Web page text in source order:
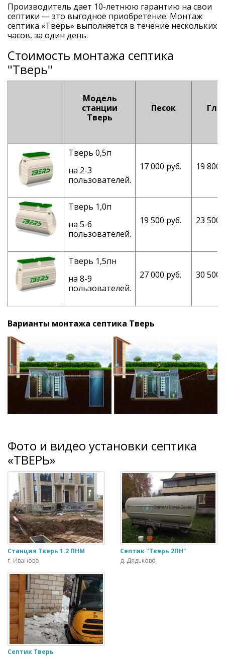
Производитель дает 10-летнюю гарантию на свои
септики — это выгодное приобретение. Монтаж
септика «Тверь» выполняется в течение нескольких
часов, за один день.
Стоимость монтажа септика
"Тверь"
Модель
станции
Тверь
Песок
Тверь 0,5п
на 2-3
пользователей.
17 000 руб. 19 800
Тверь 1,0п
на 5-6
пользователей.
19 500 руб. 23 500
Тверь 1,5пн
на 8-9
пользователей.
27 000 руб. 30 500
Варианты монтажа септика Тверь
Фото и видео установки септика
«ТВЕРЬ»
Станция Тверь 1.2 ПНМ
г. Иваново
Септик "Тверь 2ПН"
д. Дядьково
Септик Тверь